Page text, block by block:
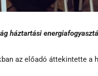
háztartási
az előadó áttekintette a